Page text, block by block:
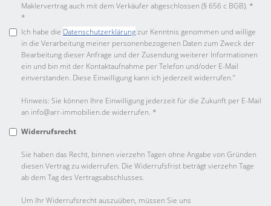
Maklervertrag auch mit dem Verkäufer abgeschlossen (§ 656 c BGB). *
*
Ich habe die Datenschutzerklärungzur Kenntnis genommen und willige
in die Verarbeitung meiner personenbezogenen Daten zum Zweck der
Bearbeitung dieser Anfrage und der Zusendung weiterer Informationen
ein und bin mit der Kontaktaufnahme per Telefon und/oder E-Mail
einverstanden. Diese Einwilligung kann ich jederzeit widerrufen.”
Hinweis: Sie können Ihre Einwilligung jederzeit für die Zukunft per E-Mail
an info@arr-immobilien.de widerrufen. *
Widerrufsrecht
Sie haben das Recht, binnen vierzehn Tagen ohne Angabe von Gründen
diesen Vertrag zu widerrufen. Die Widerrufsfrist beträgt vierzehn Tage
ab dem Tag des Vertragsabschlusses.
Um Ihr Widerrufsrecht auszuüben, müssen Sie uns